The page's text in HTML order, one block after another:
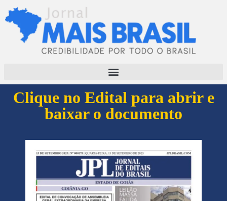
Clique no Edital para abrir e
baixar o documento